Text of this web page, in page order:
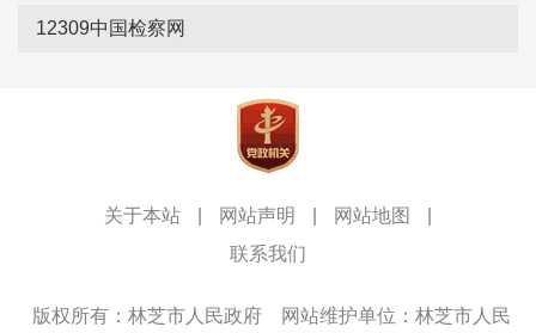
12309中国检察网
关于本站 网站声明 网站地图
联系我们
版权所有：林芝市人民政府 网站维护单位：林芝市人民